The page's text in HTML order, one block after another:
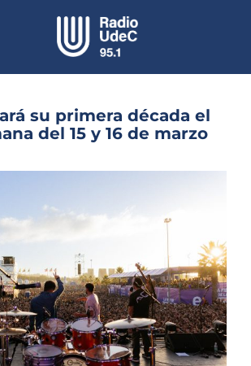
Radio UdeC en vivo
Quiénes Somos
Programación
Podcast
Noticias
Columnas
Música Clásica
Especiales
su primera década el
del 15 y 16 de marzo